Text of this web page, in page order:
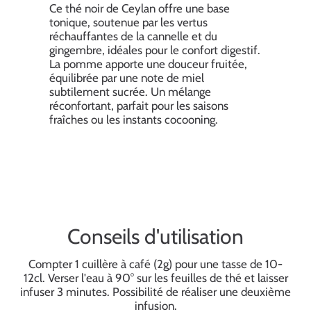
Ce thé noir de Ceylan offre une base
tonique, soutenue par les vertus
réchauffantes de la cannelle et du
gingembre, idéales pour le confort digestif.
La pomme apporte une douceur fruitée,
équilibrée par une note de miel
subtilement sucrée. Un mélange
réconfortant, parfait pour les saisons
fraîches ou les instants cocooning.
Conseils d'utilisation
Compter 1 cuillère à café (2g) pour une tasse de 10-
12cl. Verser l'eau à 90° sur les feuilles de thé et laisser
infuser 3 minutes. Possibilité de réaliser une deuxième
infusion.